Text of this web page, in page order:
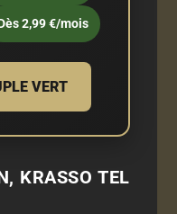
2,99 €/mois
VERT
KRASSO TEL